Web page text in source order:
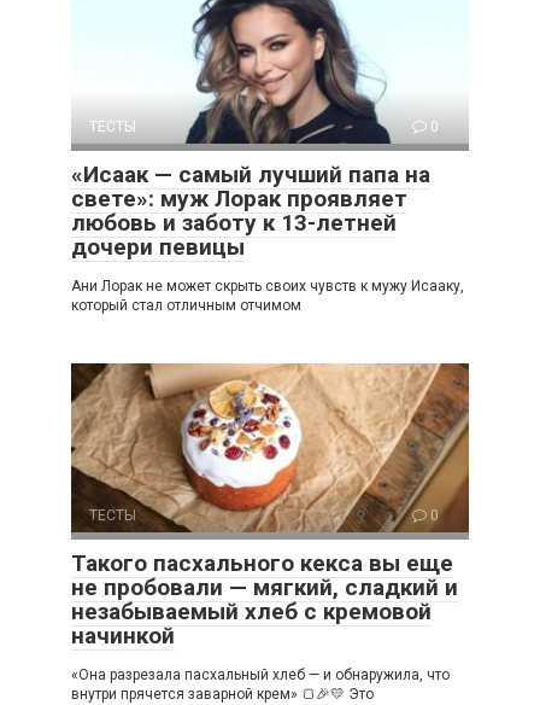
ТЕСТЫ 0
«Исаак — самый лучший папа на
свете»: муж Лорак проявляет
любовь и заботу к 13-летней
дочери певицы
Ани Лорак не может скрыть своих чувств к мужу Исааку,
который стал отличным отчимом
ТЕСТЫ 0
Такого пасхального кекса вы еще
не пробовали — мягкий, сладкий и
незабываемый хлеб с кремовой
начинкой
«Она разрезала пасхальный хлеб — и обнаружила, что
внутри прячется заварной крем» 🍞🎉💛 Это